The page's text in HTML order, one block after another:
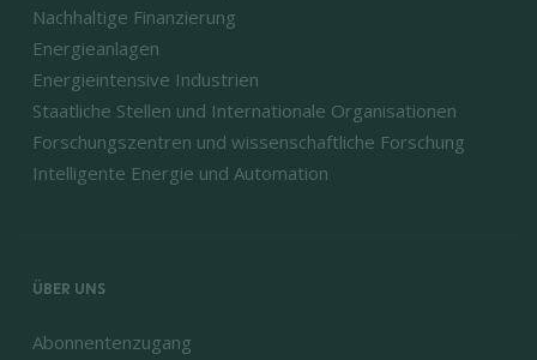
Nachhaltige Finanzierung
Energieanlagen
Energieintensive Industrien
Staatliche Stellen und Internationale Organisationen
Forschungszentren und wissenschaftliche Forschung
Intelligente Energie und Automation
ÜBER UNS
Abonnentenzugang